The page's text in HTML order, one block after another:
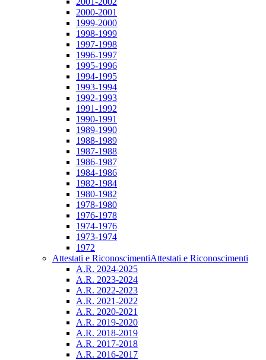
2000-2001
1999-2000
1998-1999
1997-1998
1996-1997
1995-1996
1994-1995
1993-1994
1992-1993
1991-1992
1990-1991
1989-1990
1988-1989
1987-1988
1986-1987
1984-1986
1982-1984
1980-1982
1978-1980
1976-1978
1974-1976
1973-1974
1972
Attestati e RiconoscimentiAttestati e Riconoscimenti
A.R. 2024-2025
A.R. 2023-2024
A.R. 2022-2023
A.R. 2021-2022
A.R. 2020-2021
A.R. 2019-2020
A.R. 2018-2019
A.R. 2017-2018
A.R. 2016-2017